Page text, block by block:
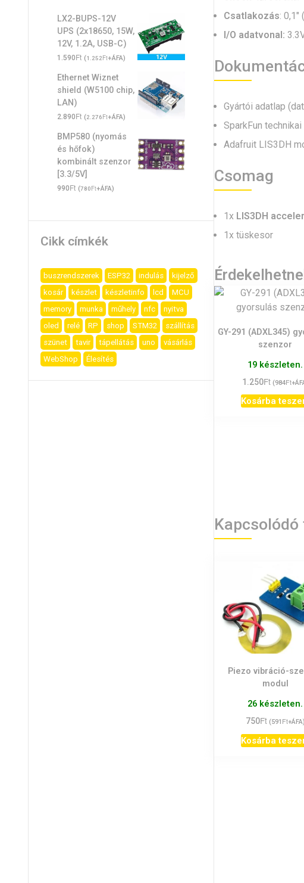
Csatlakozás:
I/O adatvonal:
Gyártói adatlap
SparkFun
Adafruit LIS3DH
Csomag
1x LIS3DH
1x tüskesor
GY-291 (ADXL345)
szenzor
19 készleten.
1.250Ft (984Ft
Kosárba
Piezo vibráció-
modul
26 készleten.
750Ft (591 Ft+ÁFA)
Kosárba
LX2-BUPS-12V
UPS (2x18650, 15W,
12V, 1.2A, USB-C)
1.590Ft (1.252Ft+ÁFA)
Ethernet Wiznet
shield (W5100 chip,
LAN)
2.890Ft (2.276Ft+ÁFA)
BMP580 (nyomás
és hőfok)
kombinált szenzor
[3.3/5V]
990Ft (780Ft+ÁFA)
Cikk címkék
buszrendszerek ESP32 indulás
kijelző
kosár
készlet készletinfo lcd
MCU
memory
munka műhely nfc
nyitva
oled
relé RP shop STM32
szállítás
szünet
tavir tápellátás uno
vásárlás
WebShop
Élesítés